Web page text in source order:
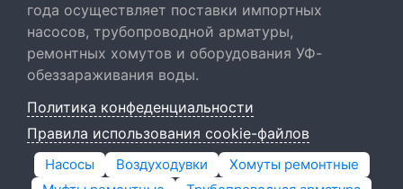
года осуществляет поставки импортных
насосов, трубопроводной арматуры,
ремонтных хомутов и оборудования УФ-
обеззараживания воды.
Политика конфеденциальности
Правила использования cookie-файлов
Насосы Воздуходувки
Хомуты ремонтные